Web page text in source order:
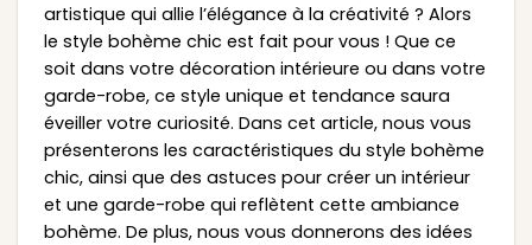
artistique qui allie l’élégance à la créativité ? Alors
le style bohème chic est fait pour vous ! Que ce
soit dans votre décoration intérieure ou dans votre
garde-robe, ce style unique et tendance saura
éveiller votre curiosité. Dans cet article, nous vous
présenterons les caractéristiques du style bohème
chic, ainsi que des astuces pour créer un intérieur
et une garde-robe qui reflètent cette ambiance
bohème. De plus, nous vous donnerons des idées